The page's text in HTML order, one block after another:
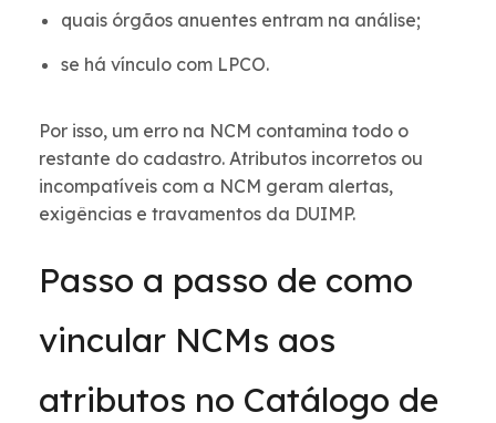
quais órgãos anuentes entram na análise;
se há vínculo com LPCO.
Por isso, um erro na NCM contamina todo o
restante do cadastro. Atributos incorretos ou
incompatíveis com a NCM geram alertas,
exigências e travamentos da DUIMP.
Passo a passo de como
vincular NCMs aos
atributos no Catálogo de